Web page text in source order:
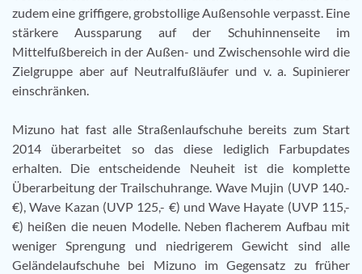
zudem eine griffigere, grobstollige Außensohle verpasst. Eine
stärkere Aussparung auf der Schuhinnenseite im
Mittelfußbereich in der Außen- und Zwischensohle wird die
Zielgruppe aber auf Neutralfußläufer und v. a. Supinierer
einschränken.
Mizuno hat fast alle Straßenlaufschuhe bereits zum Start
2014 überarbeitet so das diese lediglich Farbupdates
erhalten. Die entscheidende Neuheit ist die komplette
Überarbeitung der Trailschuhrange. Wave Mujin (UVP 140.-
€), Wave Kazan (UVP 125,- €) und Wave Hayate (UVP 115,-
€) heißen die neuen Modelle. Neben flacherem Aufbau mit
weniger Sprengung und niedrigerem Gewicht sind alle
Geländelaufschuhe bei Mizuno im Gegensatz zu früher